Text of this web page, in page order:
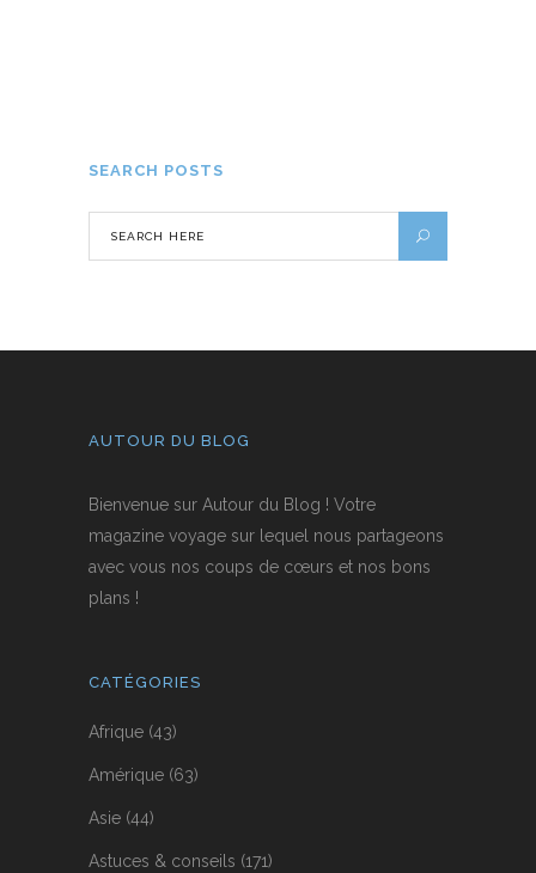
SEARCH POSTS
AUTOUR DU BLOG
Bienvenue sur Autour du Blog ! Votre
magazine voyage sur lequel nous partageons
avec vous nos coups de cœurs et nos bons
plans !
CATÉGORIES
Afrique (43)
Amérique (63)
Asie (44)
Astuces & conseils (171)